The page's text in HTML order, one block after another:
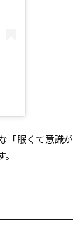
「眠くて意識